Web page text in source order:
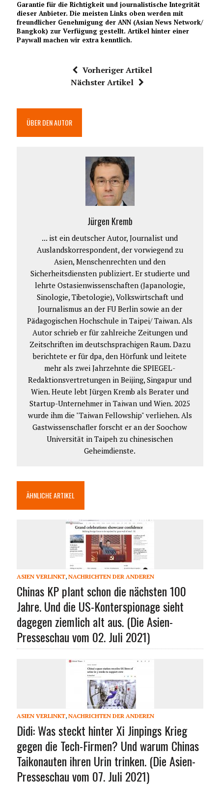
Garantie für die Richtigkeit und journalistische Integrität
dieser Anbieter. Die meisten Links oben werden mit
freundlicher Genehmigung der ANN (Asian News Network/
Bangkok) zur Verfügung gestellt. Artikel hinter einer
Paywall machen wir extra kenntlich.
Vorheriger Artikel
Nächster Artikel
ÜBER DEN AUTOR
Jürgen Kremb
... ist ein deutscher Autor, Journalist und
Auslandskorrespondent, der vorwiegend zu
Asien, Menschenrechten und den
Sicherheitsdiensten publiziert. Er studierte und
lehrte Ostasienwissenschaften (Japanologie,
Sinologie, Tibetologie), Volkswirtschaft und
Journalismus an der FU Berlin sowie an der
Pädagogischen Hochschule in Taipei/ Taiwan. Als
Autor schrieb er für zahlreiche Zeitungen und
Zeitschriften im deutschsprachigen Raum. Dazu
berichtete er für dpa, den Hörfunk und leitete
mehr als zwei Jahrzehnte die SPIEGEL-
Redaktionsvertretungen in Beijing, Singapur und
Wien. Heute lebt Jürgen Kremb als Berater und
Startup-Unternehmer in Taiwan und Wien. 2025
wurde ihm die "Taiwan Fellowship" verliehen. Als
Gastwissenschafler forscht er an der Soochow
Universität in Taipeh zu chinesischen
Geheimdienste.
ÄHNLICHE ARTIKEL
ASIEN VERLINKT, NACHRICHTEN DER ANDEREN
Chinas KP plant schon die nächsten 100
Jahre. Und die US-Konterspionage sieht
dagegen ziemlich alt aus. (Die Asien-
Presseschau vom 02. Juli 2021)
ASIEN VERLINKT, NACHRICHTEN DER ANDEREN
Didi: Was steckt hinter Xi Jinpings Krieg
gegen die Tech-Firmen? Und warum Chinas
Taikonauten ihren Urin trinken. (Die Asien-
Presseschau vom 07. Juli 2021)